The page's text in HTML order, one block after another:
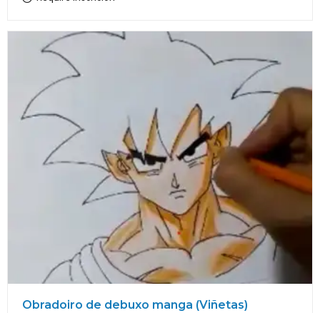
Obradoiro de debuxo manga (Viñetas)